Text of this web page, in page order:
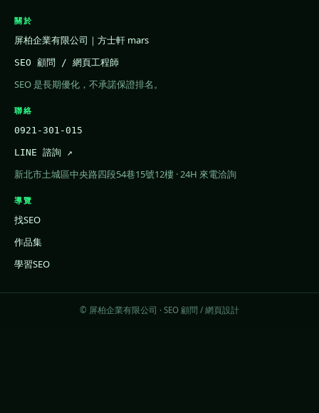
關於
屏柏企業有限公司｜方士軒 mars
SEO 顧問 / 網頁工程師
SEO 是長期優化，不承諾保證排名。
聯絡
0921-301-015
LINE 諮詢 ↗
新北市土城區中央路四段54巷15號12樓 · 24H 來電洽詢
導覽
找SEO
作品集
學習SEO
© 屏柏企業有限公司 · SEO 顧問 / 網頁設計